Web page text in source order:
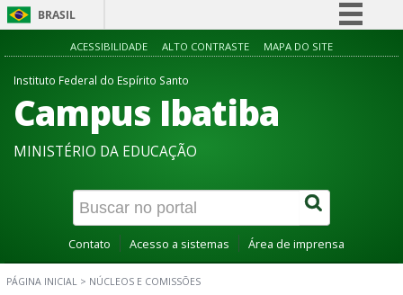
BRASIL
Simplifique!
Acesso à informação
Canais
ACESSIBILIDADE ALTO CONTRASTE MAPA DO SITE
Instituto Federal do Espírito Santo
Campus Ibatiba
MINISTÉRIO DA EDUCAÇÃO
Contato Acesso a sistemas Área de imprensa
PÁGINA INICIAL > NÚCLEOS E COMISSÕES